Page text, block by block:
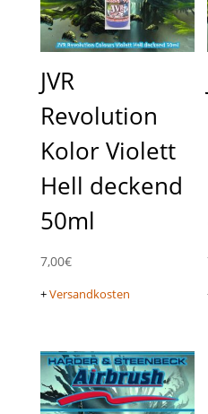
JVR
Revolution
Kolor Violett
Hell deckend
50ml
7,00€
+Versandkosten